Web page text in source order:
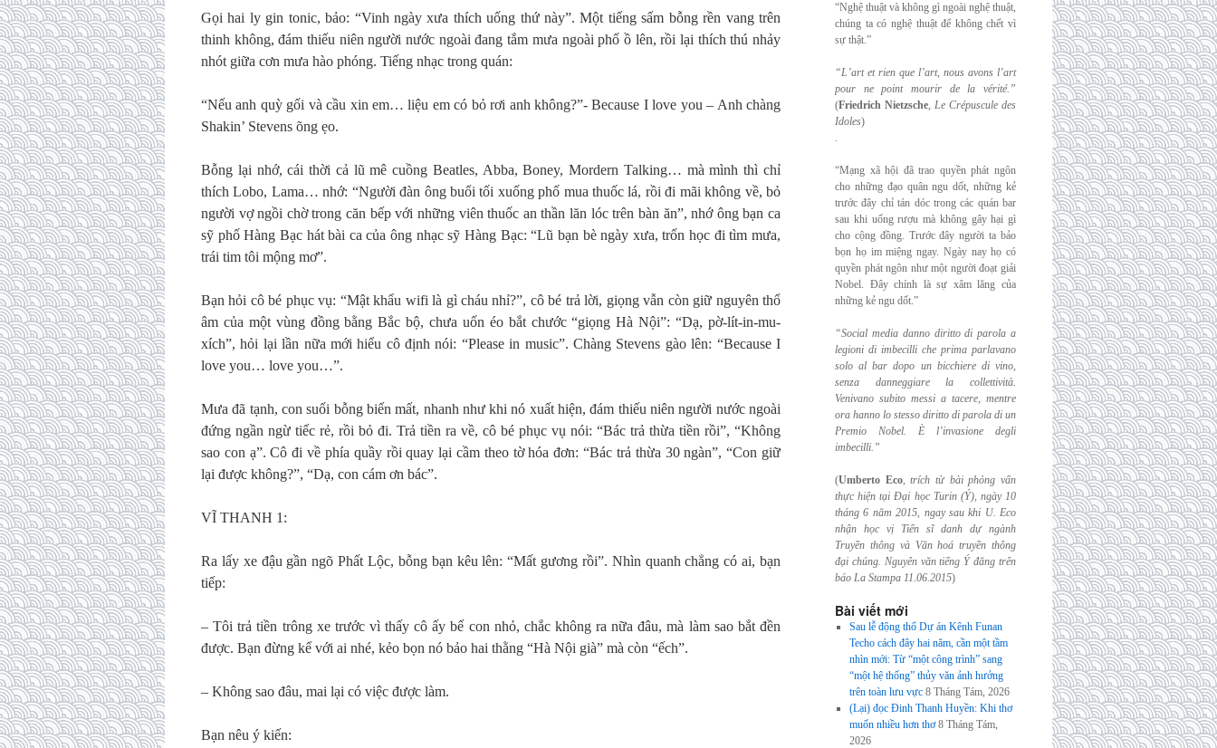
Gọi hai ly gin tonic, bảo: “Vinh ngày xưa thích uống thứ này”. Một tiếng sấm bỗng rền vang trên
thinh không, đám thiếu niên người nước ngoài đang tắm mưa ngoài phố ồ lên, rồi lại thích thú nhảy
nhót giữa cơn mưa hào phóng. Tiếng nhạc trong quán:
“Nếu anh quỳ gối và cầu xin em… liệu em có bỏ rơi anh không?”- Because I love you – Anh chàng
Shakin’ Stevens õng ẹo.
Bỗng lại nhớ, cái thời cả lũ mê cuồng Beatles, Abba, Boney, Mordern Talking… mà mình thì chỉ
thích Lobo, Lama… nhớ: “Người đàn ông buổi tối xuống phố mua thuốc lá, rồi đi mãi không về, bỏ
người vợ ngồi chờ trong căn bếp với những viên thuốc an thần lăn lóc trên bàn ăn”, nhớ ông bạn ca
sỹ phố Hàng Bạc hát bài ca của ông nhạc sỹ Hàng Bạc: “Lũ bạn bè ngày xưa, trốn học đi tìm mưa,
trái tim tôi mộng mơ”.
Bạn hỏi cô bé phục vụ: “Mật khẩu wifi là gì cháu nhỉ?”, cô bé trả lời, giọng vẫn còn giữ nguyên thổ
âm của một vùng đồng bằng Bắc bộ, chưa uốn éo bắt chước “giọng Hà Nội”: “Dạ, pờ-lít-in-mu-
xích”, hỏi lại lần nữa mới hiểu cô định nói: “Please in music”. Chàng Stevens gào lên: “Because I
love you… love you…”.
Mưa đã tạnh, con suối bỗng biến mất, nhanh như khi nó xuất hiện, đám thiếu niên người nước ngoài
đứng ngần ngừ tiếc rẻ, rồi bỏ đi. Trả tiền ra về, cô bé phục vụ nói: “Bác trả thừa tiền rồi”, “Không
sao con ạ”. Cô đi về phía quầy rồi quay lại cầm theo tờ hóa đơn: “Bác trả thừa 30 ngàn”, “Con giữ
lại được không?”, “Dạ, con cám ơn bác”.
VĨ THANH 1:
Ra lấy xe đậu gần ngõ Phất Lộc, bỗng bạn kêu lên: “Mất gương rồi”. Nhìn quanh chẳng có ai, bạn
tiếp:
– Tôi trả tiền trông xe trước vì thấy cô ấy bế con nhỏ, chắc không ra nữa đâu, mà làm sao bắt đền
được. Bạn đừng kể với ai nhé, kẻo bọn nó bảo hai thằng “Hà Nội già” mà còn “ếch”.
– Không sao đâu, mai lại có việc được làm.
Bạn nêu ý kiến:
“Nghệ thuật và không gì ngoài nghệ thuật,
chúng ta có nghệ thuật để không chết vì
sự thật.”
“L’art et rien que l’art, nous avons l’art
pour ne point mourir de la vérité.”
(Friedrich Nietzsche, Le Crépuscule des
Idoles)
.
“Mạng xã hội đã trao quyền phát ngôn
cho những đạo quân ngu dốt, những kẻ
trước đây chỉ tán dóc trong các quán bar
sau khi uống rượu mà không gây hại gì
cho cộng đồng. Trước đây người ta bảo
bọn họ im miệng ngay. Ngày nay họ có
quyền phát ngôn như một người đoạt giải
Nobel. Đây chính là sự xâm lăng của
những kẻ ngu dốt.”
“Social media danno diritto di parola a
legioni di imbecilli che prima parlavano
solo albar dopo un bicchiere di vino,
senza danneggiare la collettività.
Venivano subito messi a tacere, mentre
ora hanno lo stesso diritto di parola di un
Premio Nobel. È l’invasione degli
imbecilli.”
(Umberto Eco,trích từ bài phỏng vấn
thực hiện tại Đại học Turin (Ý), ngày 10
tháng 6 năm 2015, ngay sau khi U. Eco
nhận học vị Tiến sĩ danh dự ngành
Truyền thông và Văn hoá truyền thông
đại chúng. Nguyên văn tiếng Ý đăng trên
báo La Stampa 11.06.2015)
Bài viết mới
Sau lễ động thổ Dự án Kênh Funan
Techo cách đây hai năm, cần một tầm
nhìn mới: Từ “một công trình” sang
“một hệ thống” thủy văn ảnh hưởng
trên toàn lưu vực 8 Tháng Tám, 2026
(Lại) đọc Đinh Thanh Huyền: Khi thơ
muốn nhiều hơn thơ 8 Tháng Tám,
2026